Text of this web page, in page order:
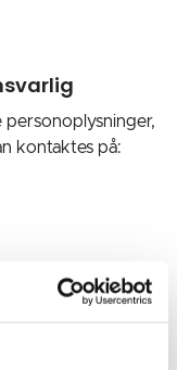
personoplysninger,
kontaktes på: